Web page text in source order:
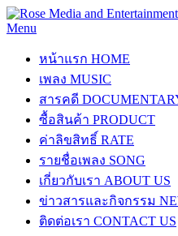
Menu
หน้าแรก HOME
เพลง MUSIC
สารคดี
ซื้อสินค้า PRODUCT
ค่าลิขสิทธิ์ RATE
รายชื่อเพลง SONG
เกี่ยวกับเรา ABOUT US
ข่าวสารและกิจกรรม
ติดต่อเรา CONTACT US